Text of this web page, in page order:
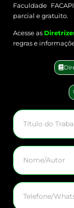
Faculdade
parcial e gratuito.
Acesse as
regras e